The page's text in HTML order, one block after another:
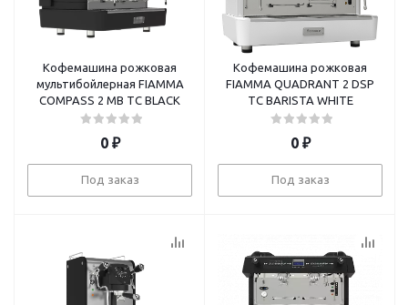
Кофемашина рожковая
мультибойлерная FIAMMA
COMPASS 2 MB TC BLACK
0₽
Под заказ
Кофемашина рожковая
FIAMMA QUADRANT 2 DSP
TC BARISTA WHITE
0₽
Под заказ